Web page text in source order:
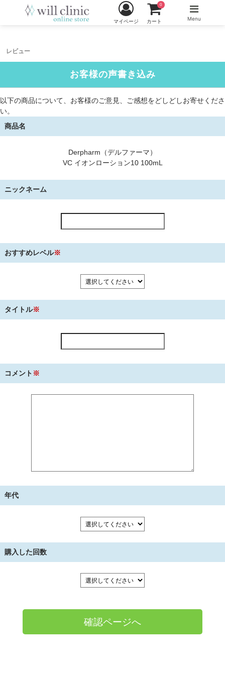
レビュー
マイページ カート
0
Menu
お客様の声書き込み
以下の商品について、お客様のご意見、ご感想をどしどしお寄せくださ
い。
商品名
Derpharm（デルファーマ）
VC イオンローション10 100mL
ニックネーム
おすすめレベル※
タイトル※
コメント ※
年代
購入した回数